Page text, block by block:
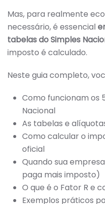
Mas, para realmente
necessário, é essencial
tabelas do Simples
imposto é calculado.
Neste guia completo,
Como funcionam os
Nacional
As tabelas e
Como calcular o
oficial
Quando sua
paga mais imposto)
O que é o Fator R e
Exemplos práticos